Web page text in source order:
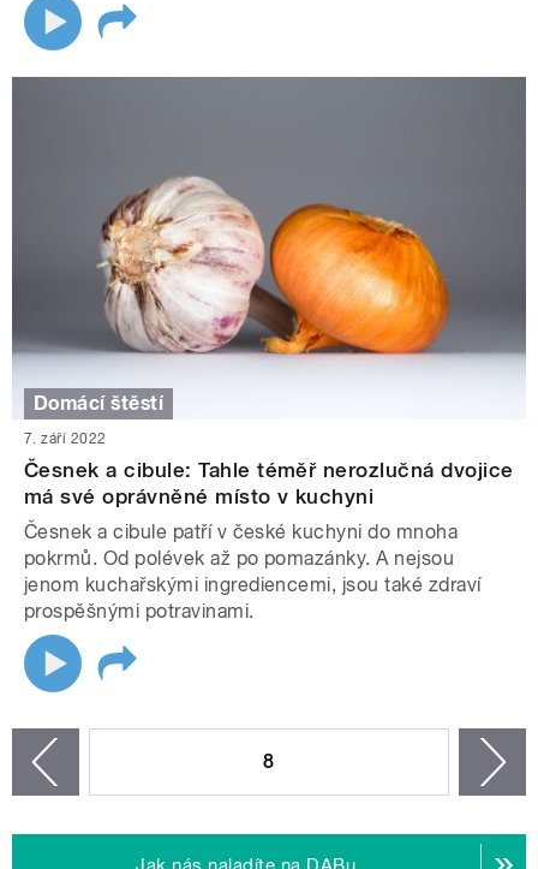
Domácí štěstí
7. září 2022
Česnek a cibule: Tahle téměř nerozlučná dvojice
má své oprávněné místo v kuchyni
Česnek a cibule patří v české kuchyni do mnoha
pokrmů. Od polévek až po pomazánky. A nejsou
jenom kuchařskými ingrediencemi, jsou také zdraví
prospěšnými potravinami.
8